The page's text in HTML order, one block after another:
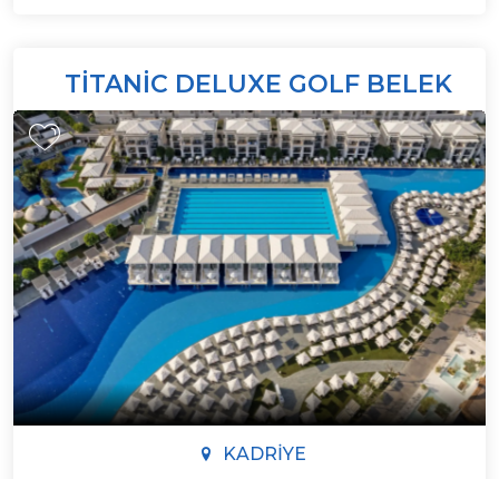
TITANIC DELUXE GOLF BELEK
KADRIYE